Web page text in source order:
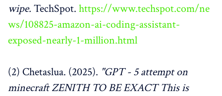
wipe. TechSpot. https://www.techspot.com/ne
ws/108825-amazon-ai-coding-assistant-
exposed-nearly-1-million.html
(2) Chetaslua. (2025). "GPT - 5 attempt on
minecraft ZENITH TO BE EXACT This is